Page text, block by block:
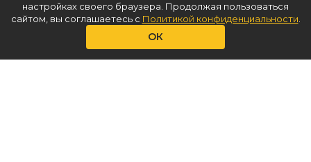
Доставка
настройках своего браузера. Продолжая пользоваться
сайтом, вы соглашаетесь с Политикой конфиденциальности
ОК